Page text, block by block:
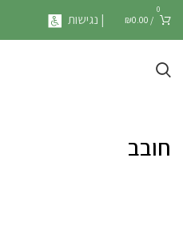
0
/
₪0.00 | נגישות
חובב